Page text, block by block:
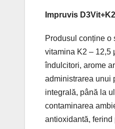
Impruvis
Produsul conține o
vitamina K2 – 12,5
îndulcitori, arome
administrarea unui
integrală, până la
contaminarea
antioxidantă,